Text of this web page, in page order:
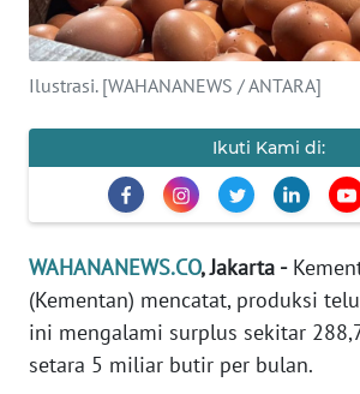
Ilustrasi. [WAHANANEWS / ANTARA]
Ikuti Kami di:
WAHANANEWS.CO, Jakarta -
(Kementan) mencatat, produksi
ini mengalami surplus sekitar
setara 5 miliar butir per bulan.
SERBA-SERBI
PENDIDIKAN
OPINI
EDITORIAL
Informasi